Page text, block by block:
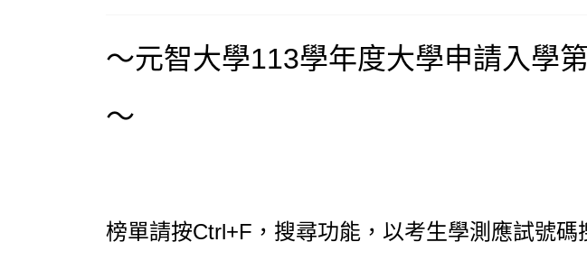
～元智大學113學年度大學申請入學
～
榜單請按Ctrl+F，搜尋功能，以考生學測應試號碼